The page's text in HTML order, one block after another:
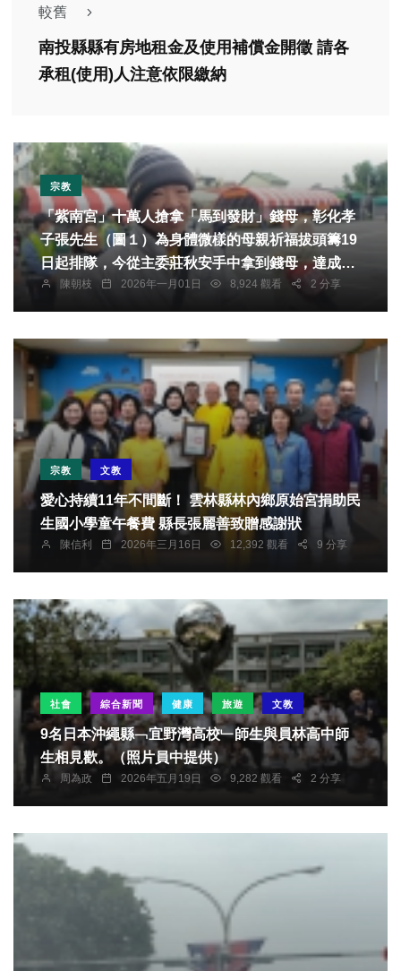
較舊
南投縣縣有房地租金及使用補償金開徵 請各
承租(使用)人注意依限繳納
宗教
「紫南宮」十萬人搶拿「馬到發財」錢母，彰化孝
子張先生（圖１）為身體微樣的母親祈福拔頭籌19
日起排隊，今從主委莊秋安手中拿到錢母，達成心
願。陳朝枝 2026年一月01日 8,924 觀看 2 分享
宗教 文教
愛心持續11年不間斷！ 雲林縣林內鄉原始宮捐助民
生國小學童午餐費 縣長張麗善致贈感謝狀
陳信利 2026年三月16日 12,392 觀看 9 分享
社會 綜合新聞 健康 旅遊 文教
9名日本沖繩縣﹁宜野灣高校﹂師生與員林高中師
生相見歡。（照片員中提供）
周為政 2026年五月19日 9,282 觀看 2 分享